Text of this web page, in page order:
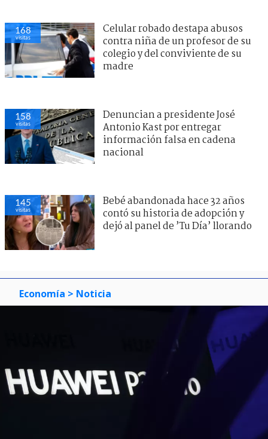
168
visitas
Celular robado destapa abusos
contra niña de un profesor de su
colegio y del conviviente de su
madre
158
visitas
Denuncian a presidente José
Antonio Kast por entregar
información falsa en cadena
nacional
145
visitas
Bebé abandonada hace 32 años
contó su historia de adopción y
dejó al panel de ’Tu Día’ llorando
Economía > Noticia